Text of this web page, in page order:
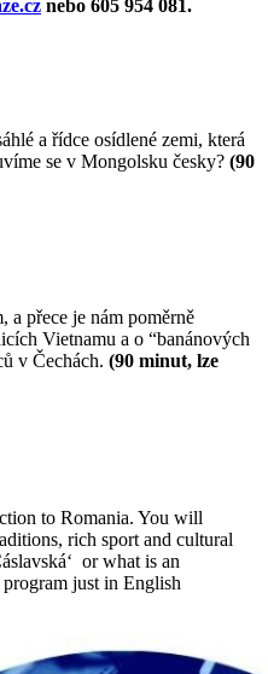
nebo 605 954 081.
a řídce osídlené zemi, která
se v Mongolsku česky? (90
a přece je nám poměrně
Vietnamu a o “banánových
v Čechách. (90 minut, lze
to Romania. You will
rich sport and cultural
or what is an
just in English